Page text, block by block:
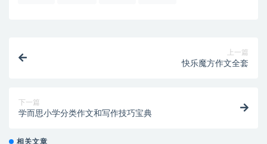
上一篇
快乐魔方作文全套
下一篇
学而思小学分类作文和写作技巧宝典
相关文章